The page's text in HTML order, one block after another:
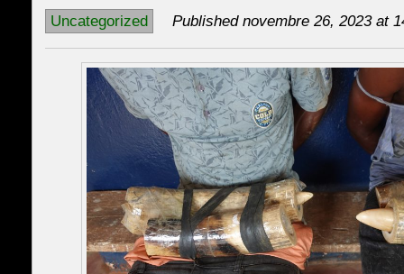
Uncategorized Published novembre 26, 2023 at